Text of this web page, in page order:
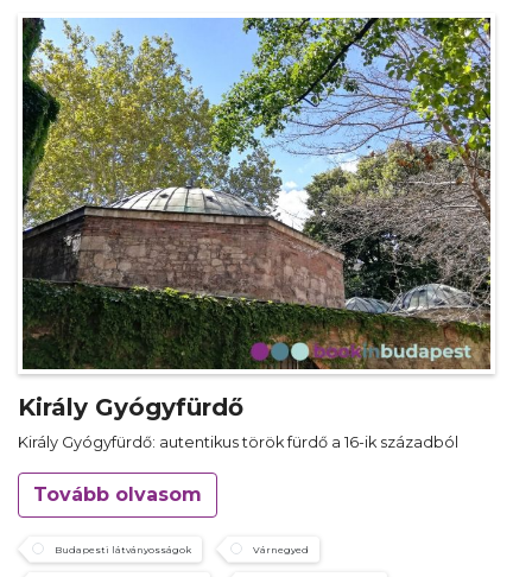
Király Gyógyfürdő
Király Gyógyfürdő: autentikus török fürdő a 16-ik századból
Tovább olvasom
Budapesti látványosságok Várnegyed